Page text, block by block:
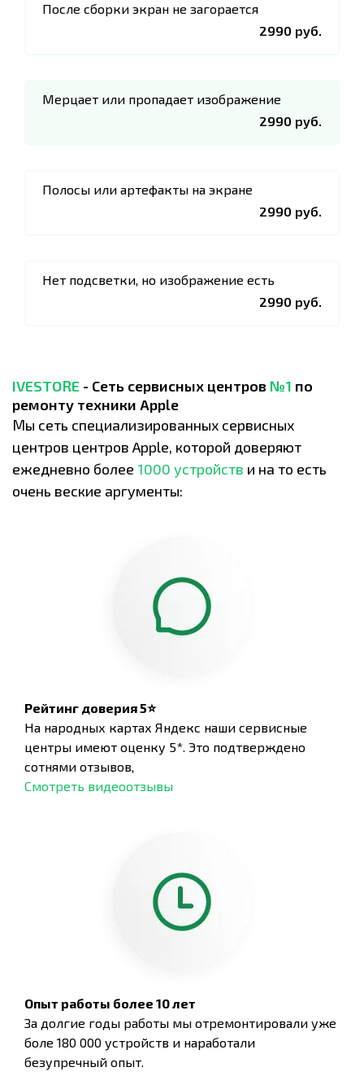
После сборки экран не загорается
2990 руб.
Мерцает или пропадает изображение
2990 руб.
Полосы или артефакты на экране
2990 руб.
Нет подсветки, но изображение есть
2990 руб.
IVESTORE - Сеть сервисных центров №1 по
ремонту техники Apple
Мы сеть специализированных сервисных
центров центров Apple, которой доверяют
ежедневно более 1000 устройств и на то есть
очень веские аргументы:
Рейтинг доверия 5⭐
На народных картах Яндекс наши сервисные
центры имеют оценку 5*. Это подтверждено
сотнями отзывов,
Смотреть видеоотзывы
Опыт работы более 10 лет
За долгие годы работы мы отремонтировали уже
боле 180 000 устройств и наработали
безупречный опыт.